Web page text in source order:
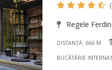
Regele
DISTANȚĂ: 666 M
BUCÃTÃRIE